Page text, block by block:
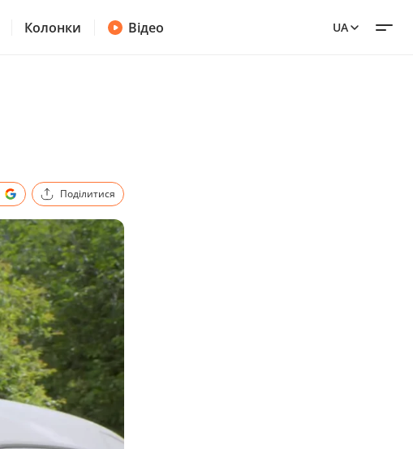
Колонки Відео UA
Поділитися